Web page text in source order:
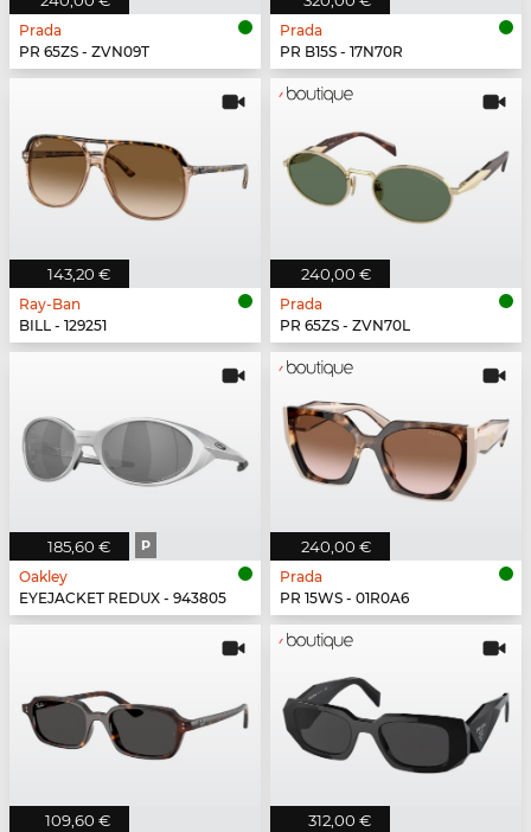
Prada
PR 65ZS - ZVN09T
Prada
PR B15S - 17N70R
143,20 €
Ray-Ban
BILL - 129251
240,00 €
Prada
PR 65ZS - ZVN70L
185,60 € P
Oakley
EYEJACKET REDUX - 943805
240,00 €
Prada
PR 15WS - 01R0A6
109,60 € 312,00 €